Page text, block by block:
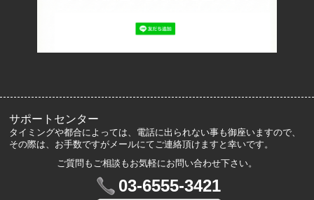
サポートセンター
タイミングや都合によっては、電話に出られない事も御座いますので、
その際は、お手数ですがメールにてご連絡頂けますと幸いです。
ご質問もご相談もお気軽にお問い合わせ下さい。
03-6555-3421